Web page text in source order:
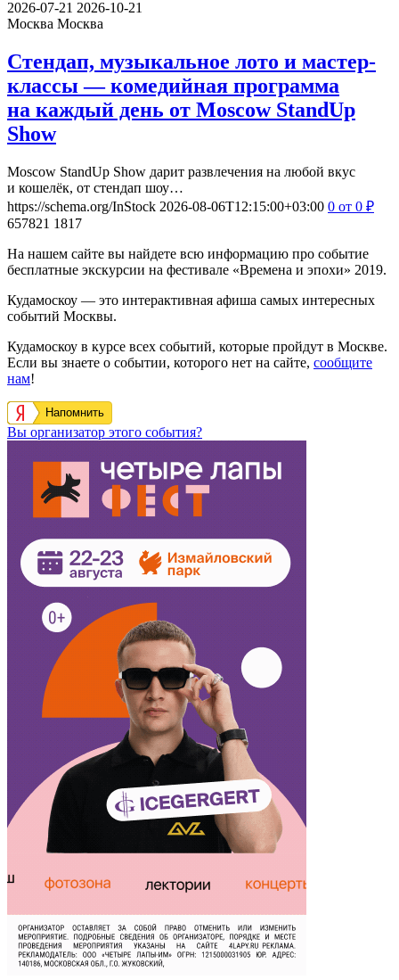
2026-07-21 2026-10-21
Москва Москва
Стендап, музыкальное лото и мастер-
классы — комедийная программа
на каждый день от Moscow StandUp
Show
Moscow StandUp Show дарит развлечения на любой вкус
и кошелёк, от стендап шоу…
https://schema.org/InStock 2026-08-06T12:15:00+03:00 0 от 0 ₽
657821 1817
На нашем сайте вы найдете всю информацию про событие
бесплатные экскурсии на фестивале «Времена и эпохи» 2019.
Кудамоскоу — это интерактивная афиша самых интересных
событий Москвы.
Кудамоскоу в курсе всех событий, которые пройдут в Москве.
Если вы знаете о событии, которого нет на сайте, сообщите
нам!
Напомнить
Вы организатор этого события?